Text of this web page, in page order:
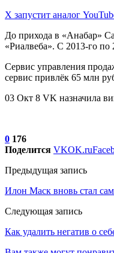
X запустит аналог
До прихода в «Анабар»
«Риалвеба». С 2013-го
Сервис управления
сервис привлёк 65 млн
03 Окт 8 VK назначила
0 176
Поделится VKOK.ru
Предыдущая запись
Илон Маск вновь стал
Следующая запись
Как удалить негатив о